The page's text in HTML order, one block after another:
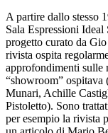
A partire dallo stesso
Sala Espressioni
progetto curato da
rivista ospita
approfondimenti sulle
“showroom”
Munari, Achille
Pistoletto). Sono
per esempio la rivista